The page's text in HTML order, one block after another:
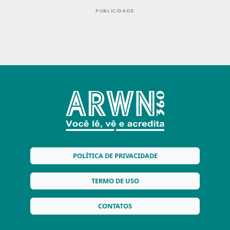
PUBLICIDADE
POLÍTICA DE PRIVACIDADE
TERMO DE USO
CONTATOS